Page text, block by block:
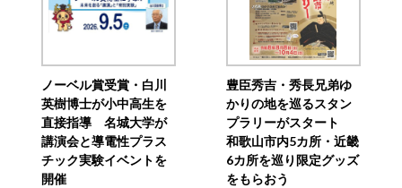
ノーベル賞受賞・白川
英樹博士が小中高生を
直接指導 名城大学が
講演会と導電性プラス
チック実験イベントを
開催
豊臣秀吉・秀長兄弟ゆ
かりの地を巡るスタン
プラリーがスタート
和歌山市内5カ所・近畿
6カ所を巡り限定グッズ
をもらおう